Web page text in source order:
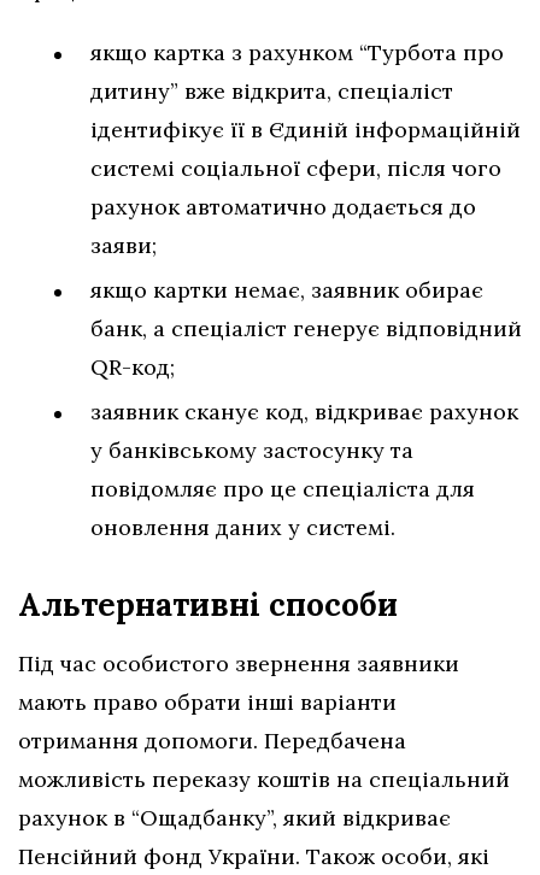
якщо картка з рахунком “Турбота про
дитину” вже відкрита, спеціаліст
ідентифікує її в Єдиній інформаційній
системі соціальної сфери, після чого
рахунок автоматично додається до
заяви;
якщо картки немає, заявник обирає
банк, а спеціаліст генерує відповідний
QR-код;
заявник сканує код, відкриває рахунок
у банківському застосунку та
повідомляє про це спеціаліста для
оновлення даних у системі.
Альтернативні способи
Під час особистого звернення заявники
мають право обрати інші варіанти
отримання допомоги. Передбачена
можливість переказу коштів на спеціальний
рахунок в “Ощадбанку”, який відкриває
Пенсійний фонд України. Також особи, які